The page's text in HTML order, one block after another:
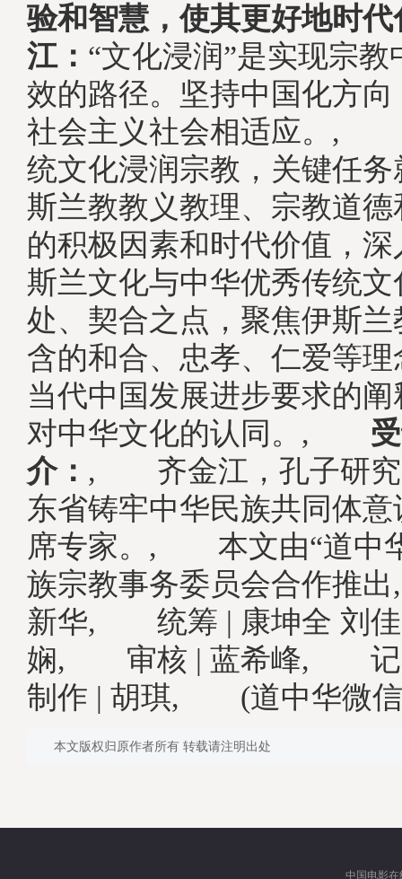
验和智慧，使其更好地时代
江： “文化浸润”是实现宗
效的路径。坚持中国化方
社会主义社会相适应。,
统文化浸润宗教，关键任
斯兰教教义教理、宗教道
的积极因素和时代价值，
斯兰文化与中华优秀传统
处、契合之点，聚焦伊斯
含的和合、忠孝、仁爱等
当代中国发展进步要求的
对中华文化的认同。,
介： , 齐金江，孔子研究
东省铸牢中华民族共同体
席专家。, 本文由“道中
族宗教事务委员会合作
新华, 统筹 | 康坤全 刘
娴, 审核 | 蓝希峰,
制作 | 胡琪, (道中华微信
本文版权归原作者所有 转载请注明出处
中国电影在